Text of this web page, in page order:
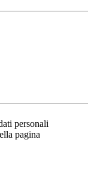
personali
pagina